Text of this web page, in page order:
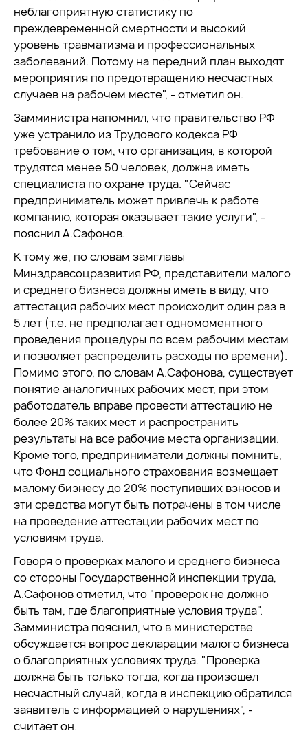
неблагоприятную статистику по
преждевременной смертности и высокий
уровень травматизма и профессиональных
заболеваний. Потому на передний план выходят
мероприятия по предотвращению несчастных
случаев на рабочем месте", - отметил он.
Замминистра напомнил, что правительство РФ
уже устранило из Трудового кодекса РФ
требование о том, что организация, в которой
трудятся менее 50 человек, должна иметь
специалиста по охране труда. "Сейчас
предприниматель может привлечь к работе
компанию, которая оказывает такие услуги", -
пояснил А.Сафонов.
К тому же, по словам замглавы
Минздравсоцразвития РФ, представители малого
и среднего бизнеса должны иметь в виду, что
аттестация рабочих мест происходит один раз в
5 лет (т.е. не предполагает одномоментного
проведения процедуры по всем рабочим местам
и позволяет распределить расходы по времени).
Помимо этого, по словам А.Сафонова, существует
понятие аналогичных рабочих мест, при этом
работодатель вправе провести аттестацию не
более 20% таких мест и распространить
результаты на все рабочие места организации.
Кроме того, предприниматели должны помнить,
что Фонд социального страхования возмещает
малому бизнесу до 20% поступивших взносов и
эти средства могут быть потрачены в том числе
на проведение аттестации рабочих мест по
условиям труда.
Говоря о проверках малого и среднего бизнеса
со стороны Государственной инспекции труда,
А.Сафонов отметил, что "проверок не должно
быть там, где благоприятные условия труда".
Замминистра пояснил, что в министерстве
обсуждается вопрос декларации малого бизнеса
о благоприятных условиях труда. "Проверка
должна быть только тогда, когда произошел
несчастный случай, когда в инспекцию обратился
заявитель с информацией о нарушениях", -
считает он.